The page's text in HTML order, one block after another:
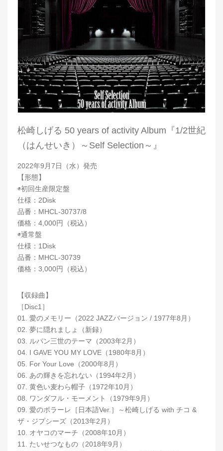
松崎しげる 50 years of activity Album『1/2世紀
（はんせいき）～Self Selection～』
2022年9月7日（水）発売
【形態】
◉初回生産限定盤
仕様：2Disk
品番：MHCL-30737/8
価格：4,000円（税込）
◉通常盤
仕様：1Disk
品番：MHCL-30739
価格：3,000円（税込）
【収録曲】
［Disc1］
01. 愛のメモリー（2022 JAZZバージョン / 1977年8月）
02. 夢に隠れましょ（新録）
03. ルパン三世のテーマ（2003年2月）
04. I GAVE YOU MY LOVE（1980年8月）
05. For Your Love（2000年8月）
06. あの輝きを忘れない（1994年2月）
07. 黄色い麦わら帽子（1972年10月）
08. ワンダフル・モーメント（1979年9月）
09. 愛のボラーレ［日本語Ver.］～松崎しげる with チコ &
ザ・ジプシーズ（2013年2月）
10. オヤコのマーチ（2008年10月）
11. たいせつなもの（2018年9月）